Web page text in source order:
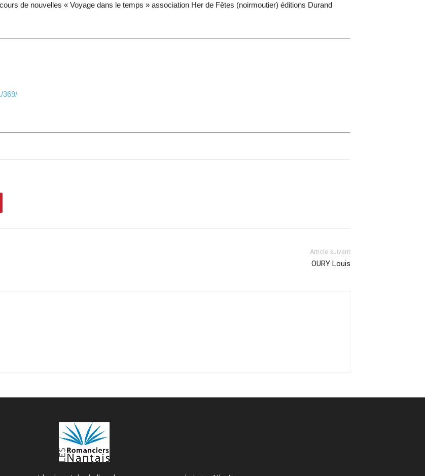
de nouvelles « Voyage dans le temps » association Her de Fêtes (noirmoutier) éditions Durand
369/
Article suivant
OURY Louis